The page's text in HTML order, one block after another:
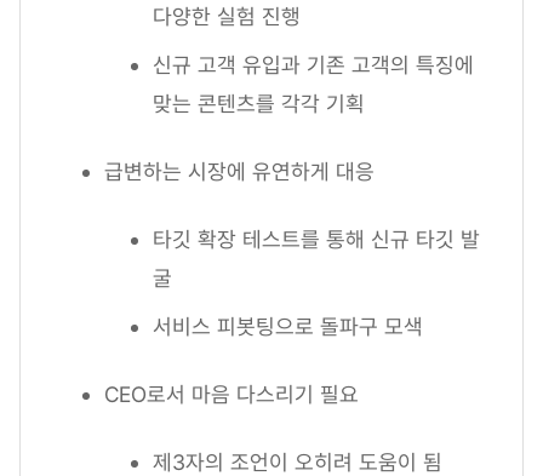
다양한 실험 진행
신규 고객 유입과 기존 고객의 특징에
맞는 콘텐츠를 각각 기획
급변하는 시장에 유연하게 대응
타깃 확장 테스트를 통해 신규 타깃 발
굴
서비스 피봇팅으로 돌파구 모색
CEO로서 마음 다스리기 필요
제3자의 조언이 오히려 도움이 됨